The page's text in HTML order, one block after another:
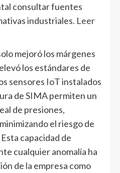
consultar fuentes
industriales. Leer
mejoró los márgenes
los estándares de
sensores IoT instalados
de SIMA permiten un
de presiones,
el riesgo de
capacidad de
cualquier anomalía ha
de la empresa como